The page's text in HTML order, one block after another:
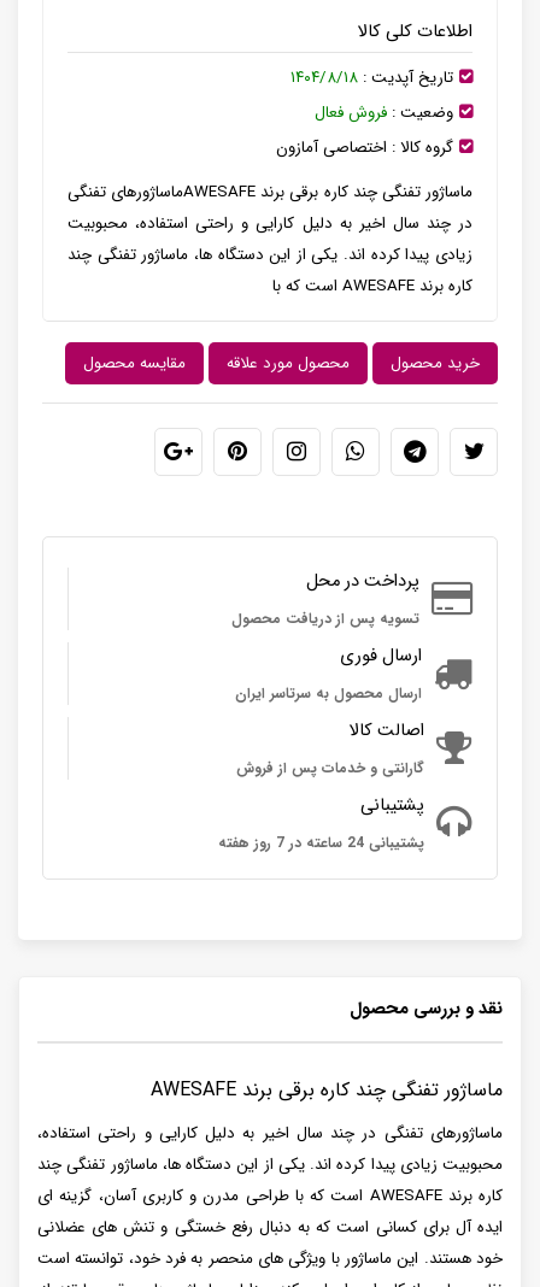
اطلاعات کلی کالا
تاریخ آپدیت : ۱۴۰۴/۸/۱۸
وضعیت : فروش فعال
گروه کالا : اختصاصی آمازون
ماساژور تفنگی چند کاره برقی برند AWESAFEماساژورهای تفنگی
در چند سال اخیر به دلیل کارایی و راحتی استفاده، محبوبیت
زیادی پیدا کرده اند. یکی از این دستگاه ها، ماساژور تفنگی چند
کاره برند AWESAFE است که با
خرید محصول محصول مورد علاقه مقایسه محصول
پرداخت در محل
تسویه پس از دریافت محصول
ارسال فوری
ارسال محصول به سرتاسر ایران
اصالت کالا
گارانتی و خدمات پس از فروش
پشتیبانی
پشتیبانی 24 ساعته در 7 روز هفته
نقد و بررسی محصول
ماساژور تفنگی چند کاره برقی برند AWESAFE
ماساژورهای تفنگی در چند سال اخیر به دلیل کارایی و راحتی استفاده،
محبوبیت زیادی پیدا کرده اند. یکی از این دستگاه ها، ماساژور تفنگی چند
کاره برند AWESAFE است که با طراحی مدرن و کاربری آسان، گزینه ای
ایده آل برای کسانی است که به دنبال رفع خستگی و تنش های عضلانی
خود هستند. این ماساژور با ویژگی های منحصر به فرد خود، توانسته است